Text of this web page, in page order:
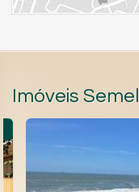
Imóveis